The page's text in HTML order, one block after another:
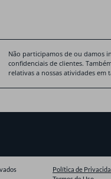
Não participamos de ou damos
confidenciais de clientes.
relativas a nossas atividades em
Política de